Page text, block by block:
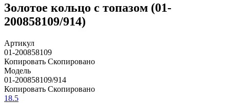
Золотое кольцо с топазом (01-
200858109/914)
Артикул
01-200858109
Копировать Скопировано
Модель
01-200858109/914
Копировать Скопировано
18.5